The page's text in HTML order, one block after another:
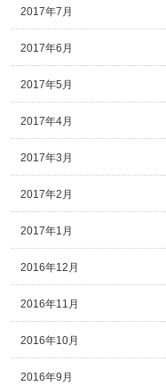
2017年7月
2017年6月
2017年5月
2017年4月
2017年3月
2017年2月
2017年1月
2016年12月
2016年11月
2016年10月
2016年9月